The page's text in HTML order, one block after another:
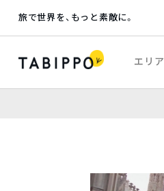
旅で世界を、もっと素敵に。
エリア